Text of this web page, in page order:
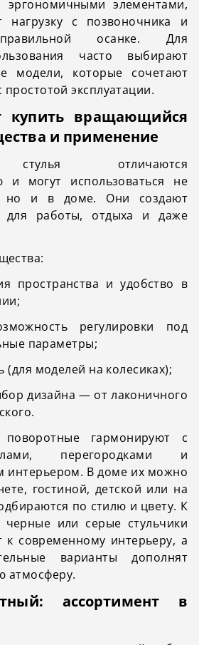
эргономичными элементами,
нагрузку с позвоночника и
осанке. Для
часто выбирают
модели, которые сочетают
эксплуатации.
купить вращающийся
и применение
отличаются
и могут использоваться не
но и в доме. Они создают
для работы, отдыха и даже
пространства и удобство в
регулировки под
параметры;
(для моделей на колесиках);
дизайна — от лаконичного
гармонируют с
перегородками и
интерьером. В доме их можно
гостиной, детской или на
по стилю и цвету. К
черные или серые стульчики
к современному интерьеру, а
варианты дополнят
: ассортимент в